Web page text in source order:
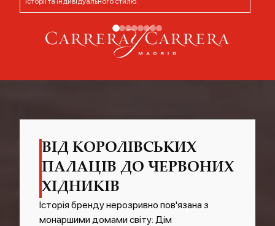
ВІД КОРОЛІВСЬКИХ
ПАЛАЦІВ ДО ЧЕРВОНИХ
ХІДНИКІВ
Історія бренду нерозривно пов'язана з
монаршими домами світу: Дім